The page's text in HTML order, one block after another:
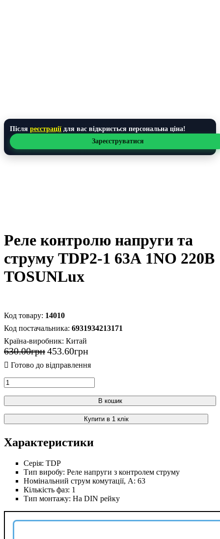
Після реєстрації для вас відкриється персональна ціна!
Зареєструватися
Реле контролю напруги та
струму TDP2-1 63А 1NO 220В
TOSUNLux
14010
6931934213171
Країна-виробник: Китай
630.00грн453.60грн
В кошик
Купити в 1 клік
Характеристики
Серія: TDP
Тип виробу: Реле напруги з контролем струму
Номінальний струм комутації, А: 63
Кількість фаз: 1
Тип монтажу: На DIN рейку